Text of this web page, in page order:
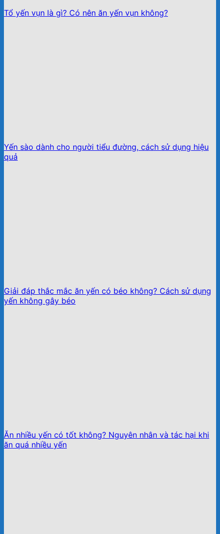
Tổ yến vụn là gì? Có nên ăn yến vụn không?
Yến sào dành cho người tiểu đường, cách sử dụng hiệu
quả
Giải đáp thắc mắc ăn yến có béo không? Cách sử dụng
yến không gây béo
Ăn nhiều yến có tốt không? Nguyên nhân và tác hại khi
ăn quá nhiều yến